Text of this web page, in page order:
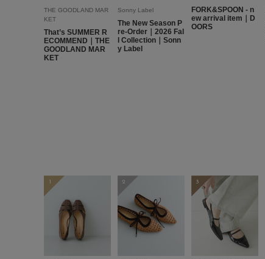
THE GOODLAND MAR
KET
That’s SUMMER R
ECOMMEND｜THE
GOODLAND MAR
KET
Sonny Label
The New Season P
re-Order｜2026 Fal
l Collection｜Sonn
y Label
FORK&SPOON - n
ew arrival item｜D
OORS
1 2 3